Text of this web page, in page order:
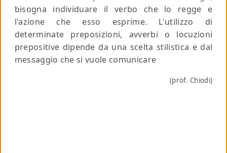
bisogna individuare il verbo che lo regge e
l'azione che esso esprime. L'utilizzo di
determinate preposizioni, avverbi o locuzioni
prepositive dipende da una scelta stilistica e dal
messaggio che si vuole comunicare
(prof. Chiodi)